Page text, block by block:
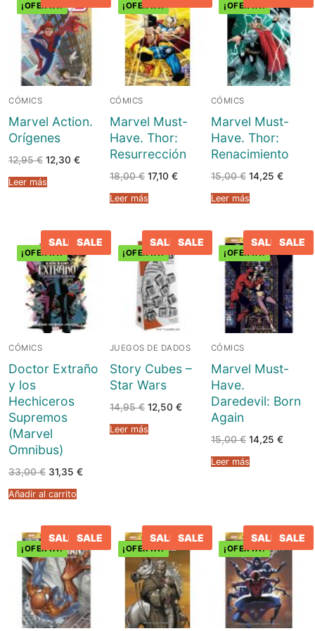
¡OFERTA!
CÓMICS
Marvel Action.
Orígenes
12,95€ El
precio
original
era:
12,30 €El
12,30 €.
Leer más
¡OFERTA!
CÓMICS
Marvel Must-
Have. Thor:
Resurrección
18,00€ El
precio
original
era:
17,10 €El
Leer más
¡OFERTA!
CÓMICS
Marvel Must-
Have. Thor:
Renacimiento
15,00€ El
precio
original
era:
14,25 €El
Leer más
¡OFERTA!
CÓMICS
SALE SALE
Doctor Extraño
y los
Hechiceros
Supremos
(Marvel
Omnibus)
33,00€ El
precio
original
era:
31,35 €El
Añadir al carrito
¡OFERTA!
JUEGOS DE DADOS
SALE SALE
Story Cubes –
Star Wars
14,95€ El
precio
original
era:
12,50 €El
12,50 €.
Leer más
¡OFERTA!
CÓMICS
SALE SALE
Marvel Must-
Have.
Daredevil: Born
Again
15,00€ El
precio
original
era:
14,25 €El
Leer más
¡OFERTA!
SALE SALE
¡OFERTA!
SALE SALE
¡OFERTA!
SALE SALE